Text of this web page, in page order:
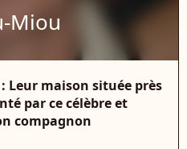
Miou
Leur maison située près
par ce célèbre et
compagnon